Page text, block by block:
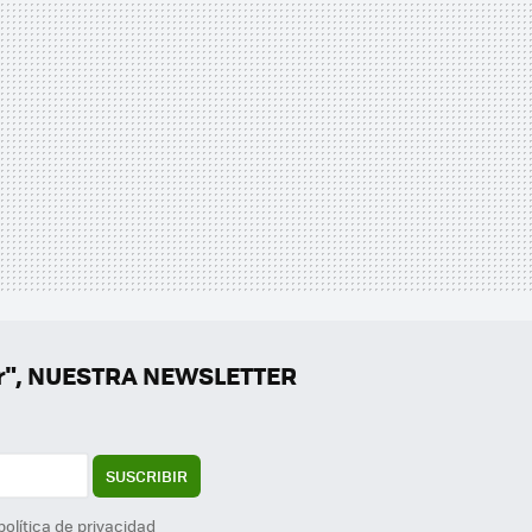
NEWSLETTER
SUSCRIBIR
de privacidad